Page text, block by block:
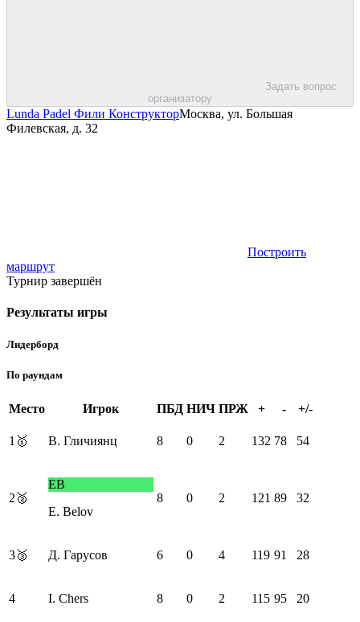
Задать вопрос
организатору
Lunda Padel Фили КонструкторМосква, ул. Большая
Филевская, д. 32
Построить
маршрут
Турнир завершён
Результаты игры
Лидерборд
По раундам
Место Игрок ПБД НИЧ ПРЖ + - +/-
1 🥇 В. Гличиянц 8 0 2 132 78 54
2 🥈
EB
E. Belov
8 0 2 121 89 32
3🥉 Д. Гарусов 6 0 4 119 91 28
4 I. Chers 8 0 2 115 95 20